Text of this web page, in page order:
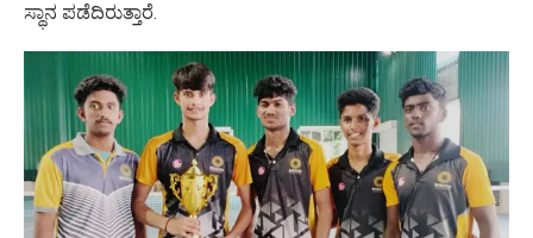
ಸ್ಥಾನ ಪಡೆದಿರುತ್ತಾರೆ.